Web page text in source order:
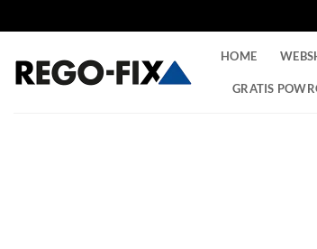
naar
inhoud
HOME
GRATIS